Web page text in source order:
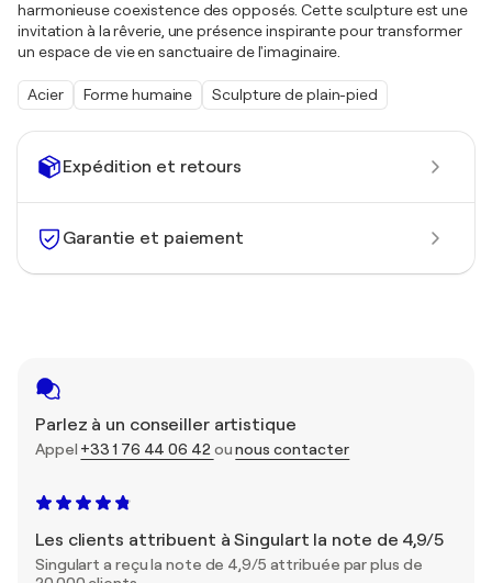
Expédition et retours
Garantie et paiement
Parlez à un conseiller artistique
Appel +33 1 76 44 06 42 ounous contacter
Les clients attribuent à Singulart la note de 4,9/5
Singulart a reçu la note de 4,9/5 attribuée par plus de
harmonieuse coexistence des opposés. Cette sculpture est une
invitation à la rêverie, une présence inspirante pour transformer
un espace de vie en sanctuaire de l'imaginaire.
Acier Forme humaine Sculpture de plain-pied